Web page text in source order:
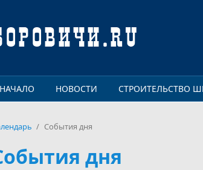
НОВОСТИ СТРОИТЕЛЬСТВО
/ События дня
дня